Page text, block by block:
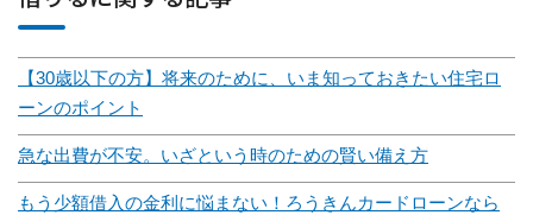
【30歳以下の方】将来のために、いま知っておきたい住宅ロ
ーンのポイント
急な出費が不安。いざという時のための賢い備え方
もう少額借入の金利に悩まない！ろうきんカードローンなら